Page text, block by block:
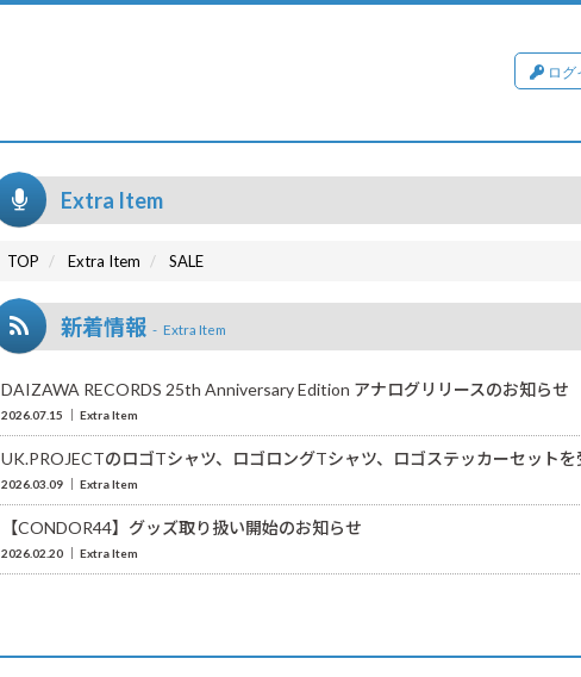
ログ
Extra Item
TOP Extra Item SALE
新着情報 Extra Item
DAIZAWA RECORDS 25th Anniversary Edition アナログリリースのお知らせ
2026.07.15 Extra Item
UK.PROJECTのロゴTシャツ、ロゴロングTシャツ、ロゴステッカーセットを
2026.03.09 Extra Item
【CONDOR44】グッズ取り扱い開始のお知らせ
2026.02.20 Extra Item